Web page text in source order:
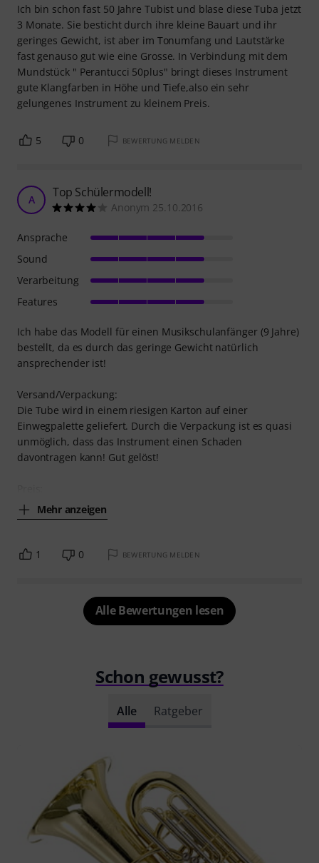
Ich bin schon fast 50 Jahre Tubist und blase diese Tuba jetzt
3 Monate. Sie besticht durch ihre kleine Bauart und ihr
geringes Gewicht, ist aber im Tonumfang und Lautstärke
fast genauso gut wie eine Grosse. In Verbindung mit dem
Mundstück " Perantucci 50plus" bringt dieses Instrument
gute Klangfarben in Höhe und Tiefe,also ein sehr
gelungenes Instrument zu kleinem Preis.
5 0 BEWERTUNG MELDEN
A Top Schülermodell!
Anonym 25.10.2016
Ich habe das Modell für einen Musikschulanfänger (9 Jahre)
bestellt, da es durch das geringe Gewicht natürlich
ansprechender ist!
Versand/Verpackung:
Die Tube wird in einem riesigen Karton auf einer
Einwegpalette geliefert. Durch die Verpackung ist es quasi
unmöglich, dass das Instrument einen Schaden
davontragen kann! Gut gelöst!
Mehr anzeigen
Ansprache
Sound
Verarbeitung
Features
1 0 BEWERTUNG MELDEN
Alle Bewertungen lesen
Schon gewusst?
Alle Ratgeber